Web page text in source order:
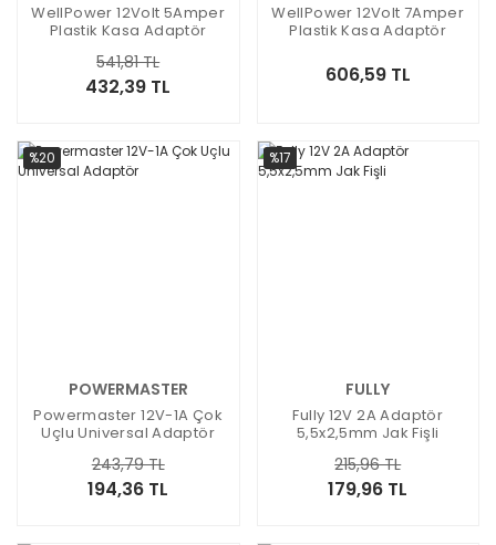
WellPower 12Volt 5Amper
Plastik Kasa Adaptör
432,39 TL
541,81 TL
WellPower 12Volt 7Amper
Plastik Kasa Adaptör
606,59 TL
%20
POWERMASTER
Powermaster 12V-1A Çok
Uçlu Universal Adaptör
194,36 TL
243,79 TL
%17
FULLY
Fully 12V 2A Adaptör
5,5x2,5mm Jak Fişli
179,96 TL
215,96 TL